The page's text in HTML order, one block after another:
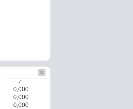
/
0,000
0,000
0,000